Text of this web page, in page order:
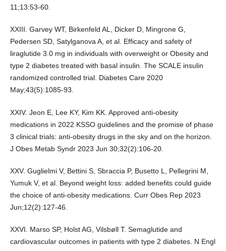
11;13:53-60.
XXIII. Garvey WT, Birkenfeld AL, Dicker D, Mingrone G,
Pedersen SD, Satylganova A, et al. Efficacy and safety of
liraglutide 3.0 mg in individuals with overweight or Obesity and
type 2 diabetes treated with basal insulin. The SCALE insulin
randomized controlled trial. Diabetes Care 2020
May;43(5):1085-93.
XXIV. Jeon E, Lee KY, Kim KK. Approved anti-obesity
medications in 2022 KSSO guidelines and the promise of phase
3 clinical trials: anti-obesity drugs in the sky and on the horizon.
J Obes Metab Syndr 2023 Jun 30;32(2):106-20.
XXV. Guglielmi V, Bettini S, Sbraccia P, Busetto L, Pellegrini M,
Yumuk V, et al. Beyond weight loss: added benefits could guide
the choice of anti-obesity medications. Curr Obes Rep 2023
Jun;12(2):127-46.
XXVI. Marso SP, Holst AG, Vilsbøll T. Semaglutide and
cardiovascular outcomes in patients with type 2 diabetes. N Engl